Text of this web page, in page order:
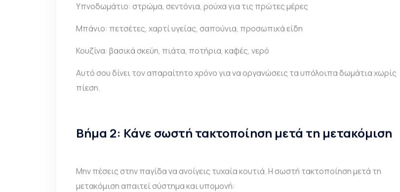
Υπνοδωμάτιο: στρώμα, σεντόνια, ρούχα για τις πρώτες μέρες
Μπάνιο: πετσέτες, χαρτί υγείας, σαπούνια, προσωπικά είδη
Κουζίνα: βασικά σκεύη, πιάτα, ποτήρια, καφές, νερό
Αυτό σου δίνει τον απαραίτητο χρόνο για να οργανώσεις τα υπόλοιπα δωμάτια χωρίς
πίεση.
Βήμα 2: Κάνε σωστή τακτοποίηση μετά τη μετακόμιση
Μην πέσεις στην παγίδα να ανοίγεις τυχαία κουτιά. Η σωστή τακτοποίηση μετά τη
μετακόμιση απαιτεί σύστημα και υπομονή: